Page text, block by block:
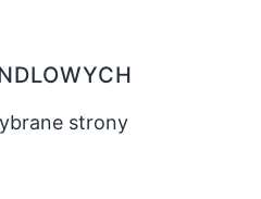
strony